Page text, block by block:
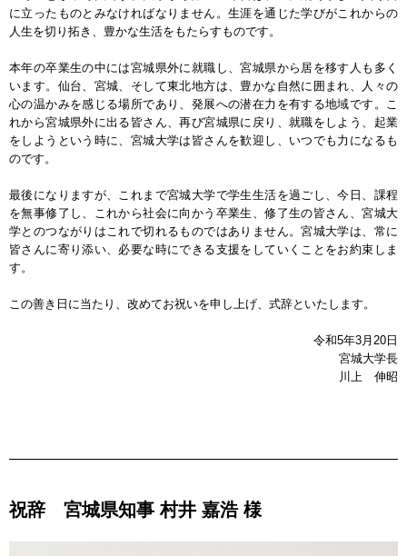
に立ったものとみなければなりません。生涯を通じた学びがこれからの
人生を切り拓き、豊かな生活をもたらすものです。
本年の卒業生の中には宮城県外に就職し、宮城県から居を移す人も多く
います。仙台、宮城、そして東北地方は、豊かな自然に囲まれ、人々の
心の温かみを感じる場所であり、発展への潜在力を有する地域です。こ
れから宮城県外に出る皆さん、再び宮城県に戻り、就職をしよう、起業
をしようという時に、宮城大学は皆さんを歓迎し、いつでも力になるも
のです。
最後になりますが、これまで宮城大学で学生生活を過ごし、今日、課程
を無事修了し、これから社会に向かう卒業生、修了生の皆さん、宮城大
学とのつながりはこれで切れるものではありません。宮城大学は、常に
皆さんに寄り添い、必要な時にできる支援をしていくことをお約束しま
す。
この善き日に当たり、改めてお祝いを申し上げ、式辞といたします。
令和5年3月20日
宮城大学長
川上 伸昭
祝辞 宮城県知事 村井 嘉浩 様